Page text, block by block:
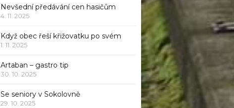
Nevšední předávání cen hasičům
4. 11. 2025
Když obec řeší křižovatku po svém
1. 11. 2025
Artaban – gastro tip
30. 10. 2025
Se seniory v Sokolovně
29. 10. 2025